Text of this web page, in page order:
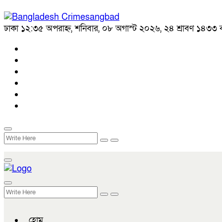
ঢাকা ১২:৩৫ অপরাহ্ন, শনিবার, ০৮ অগাস্ট ২০২৬, ২৪ শ্রাবণ ১৪৩৩